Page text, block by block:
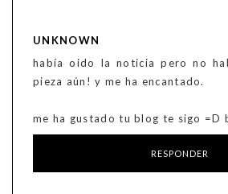
UNKNOWN
había oido la noticia pero no
pieza aún! y me ha encantado.
me ha gustado tu blog te sigo =D
RESPONDER